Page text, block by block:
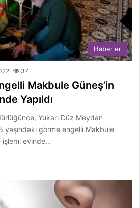
Haberler
37
Makbule Güneş’in
Yapıldı
Yukarı Düz Meydan
yaşındaki görme engelli Makbule
işlemi evinde…